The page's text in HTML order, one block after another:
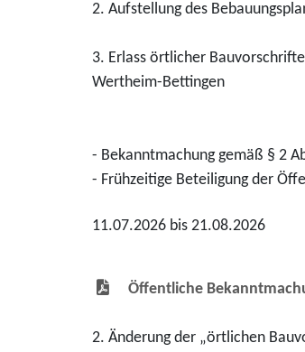
2. Aufstellung des
3. Erlass örtlicher
Wertheim-Bettingen
- Bekanntmachung gemäß § 2
- Frühzeitige Beteiligung der
11.07.2026 bis 21.08.2026
Öffentliche
2. Änderung der „örtlichen